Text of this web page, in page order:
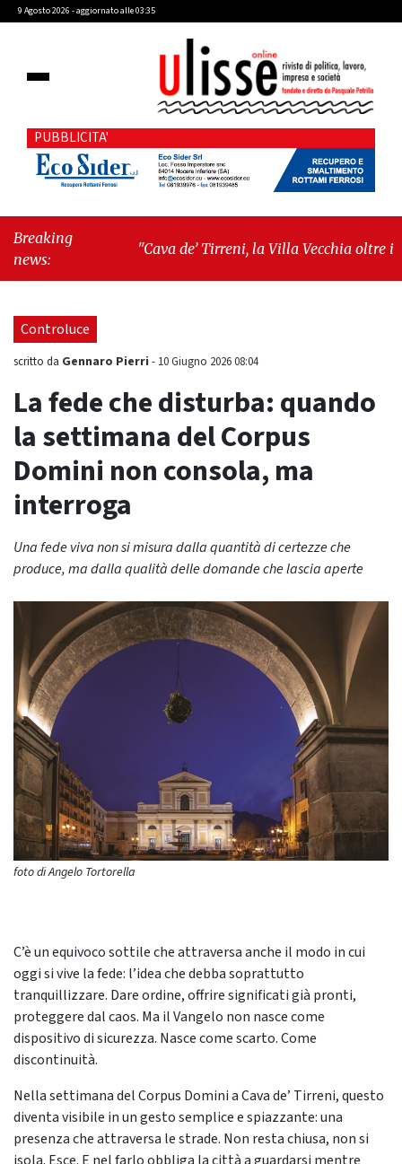
9 Agosto 2026 - aggiornato alle 03:35
PUBBLICITA'
Breaking
news:
"Cava de’ Tirreni, la Villa Vecchia oltre i
seduta consiliare: “Serve chiarezza!”"
Controluce
scritto da Gennaro Pierri - 10 Giugno 2026 08:04
La fede che disturba: quando
la settimana del Corpus
Domini non consola, ma
interroga
Una fede viva non si misura dalla quantità di certezze che
produce, ma dalla qualità delle domande che lascia aperte
foto di Angelo Tortorella
C’è un equivoco sottile che attraversa anche il modo in cui
oggi si vive la fede: l’idea che debba soprattutto
tranquillizzare. Dare ordine, offrire significati già pronti,
proteggere dal caos. Ma il Vangelo non nasce come
dispositivo di sicurezza. Nasce come scarto. Come
discontinuità.
Nella settimana del Corpus Domini a Cava de’ Tirreni, questo
diventa visibile in un gesto semplice e spiazzante: una
presenza che attraversa le strade. Non resta chiusa, non si